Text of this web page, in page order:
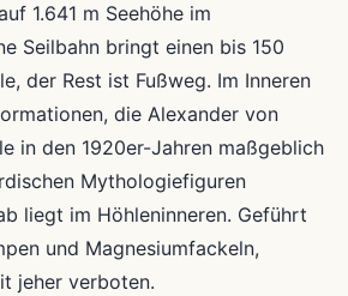
1.641 m Seehöhe im
Seilbahn bringt einen bis 150
der Rest ist Fußweg. Im Inneren
die Alexander von
in den 1920er-Jahren maßgeblich
Mythologiefiguren
liegt im Höhleninneren. Geführt
und Magnesiumfackeln,
jeher verboten.